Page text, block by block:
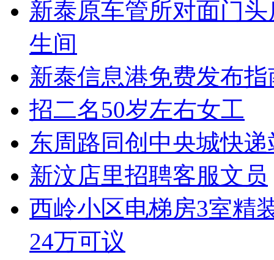
新泰原车管所对面门
生间
新泰信息港免费发布指
招二名50岁左右女工
东周路同创中央城快
新汶店里招聘客服文员
西岭小区电梯房3室精
24万可议